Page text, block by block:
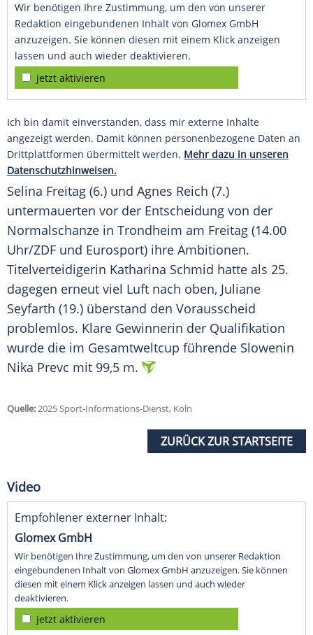
Wir benötigen Ihre Zustimmung, um den von unserer
Redaktion eingebundenen Inhalt von Glomex GmbH
anzuzeigen. Sie können diesen mit einem Klick anzeigen
lassen und auch wieder deaktivieren.
jetzt aktivieren
Ich bin damit einverstanden, dass mir externe Inhalte
angezeigt werden. Damit können personenbezogene Daten an
Drittplattformen übermittelt werden. Mehr dazu in unseren
Datenschutzhinweisen.
Selina Freitag (6.) und Agnes Reich (7.)
untermauerten vor der Entscheidung von der
Normalschanze in Trondheim am Freitag (14.00
Uhr/ZDF und Eurosport) ihre Ambitionen.
Titelverteidigerin Katharina Schmid hatte als 25.
dagegen erneut viel Luft nach oben, Juliane
Seyfarth (19.) überstand den Vorausscheid
problemlos. Klare Gewinnerin der Qualifikation
wurde die im Gesamtweltcup führende Slowenin
Nika Prevc mit 99,5 m.
Quelle:2025 Sport-Informations-Dienst, Köln
ZURÜCK ZUR STARTSEITE
Video
Empfohlener externer Inhalt:
Glomex GmbH
Wir benötigen Ihre Zustimmung, um den von unserer Redaktion
eingebundenen Inhalt von Glomex GmbH anzuzeigen. Sie können
diesen mit einem Klick anzeigen lassen und auch wieder
deaktivieren.
jetzt aktivieren